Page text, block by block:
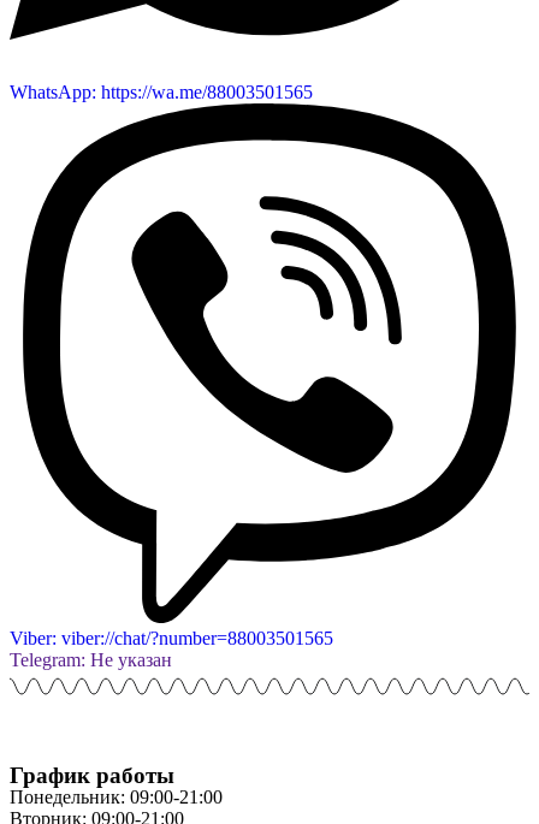
WhatsApp: https://wa.me/88003501565
Viber: viber://chat/?number=88003501565
Telegram: Не указан
График работы
Понедельник: 09:00-21:00
Вторник: 09:00-21:00